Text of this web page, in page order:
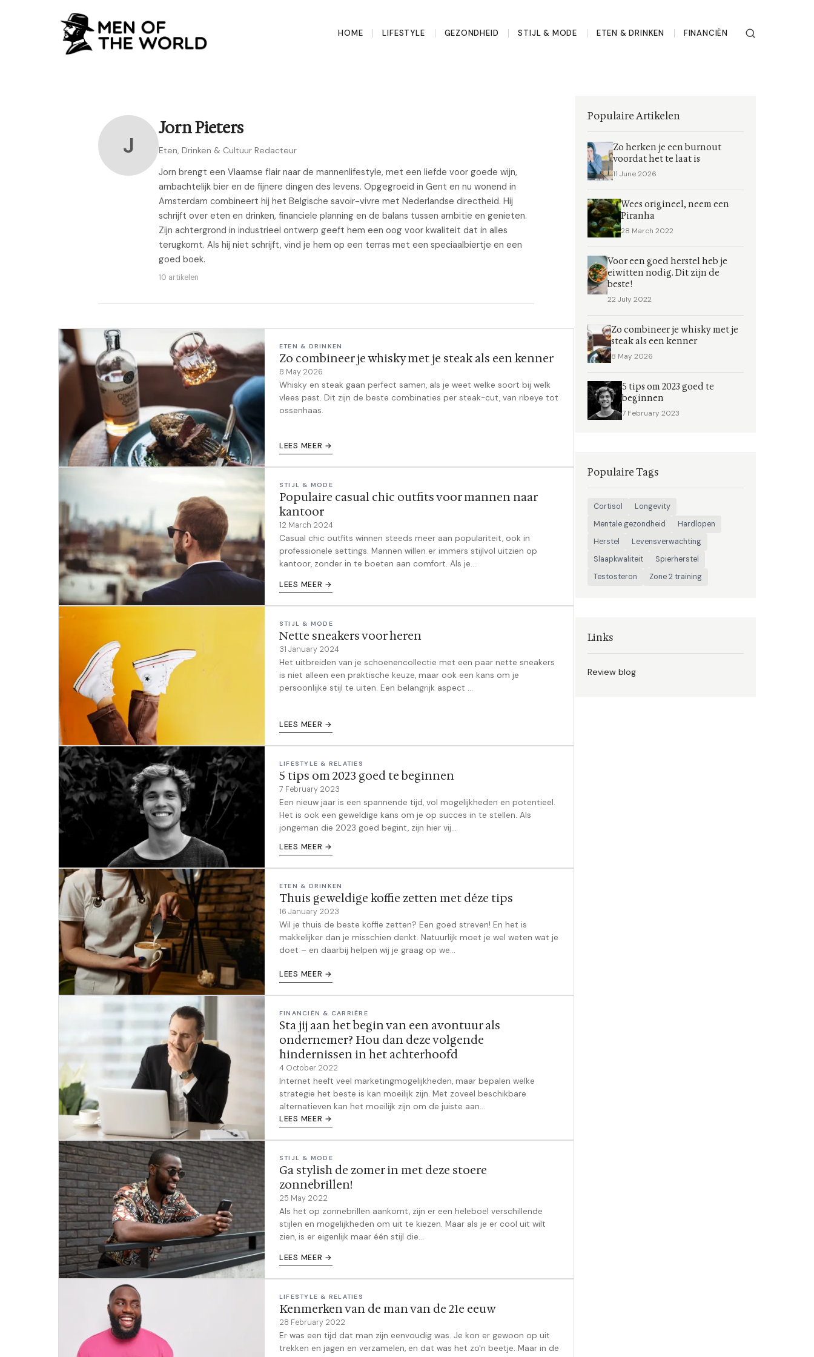
HOME LIFESTYLE GEZONDHEID STIJL & MODE ETEN & DRINKEN FINANCIËN
J
Jorn Pieters
Eten, Drinken & Cultuur Redacteur
Jorn brengt een Vlaamse flair naar de mannenlifestyle, met een liefde voor goede wijn,
ambachtelijk bier en de fijnere dingen des levens. Opgegroeid in Gent en nu wonend in
Amsterdam combineert hij het Belgische savoir-vivre met Nederlandse directheid. Hij
schrijft over eten en drinken, financiele planning en de balans tussen ambitie en genieten.
Zijn achtergrond in industrieel ontwerp geeft hem een oog voor kwaliteit dat in alles
terugkomt. Als hij niet schrijft, vind je hem op een terras met een speciaalbiertje en een
goed boek.
10 artikelen
ETEN & DRINKEN
Zo combineer je whisky met je steak als een kenner
8 May 2026
Whisky en steak gaan perfect samen, als je weet welke soort bij welk
vlees past. Dit zijn de beste combinaties per steak-cut, van ribeye tot
ossenhaas.
LEES MEER →
STIJL & MODE
Populaire casual chic outfits voor mannen naar
kantoor
12 March 2024
Casual chic outfits winnen steeds meer aan populariteit, ook in
professionele settings. Mannen willen er immers stijlvol uitzien op
kantoor, zonder in te boeten aan comfort. Als je...
LEES MEER →
STIJL & MODE
Nette sneakers voor heren
31 January 2024
Het uitbreiden van je schoenencollectie met een paar nette sneakers
is niet alleen een praktische keuze, maar ook een kans om je
persoonlijke stijl te uiten. Een belangrijk aspect ...
LEES MEER →
LIFESTYLE & RELATIES
5 tips om 2023 goed te beginnen
7 February 2023
Een nieuw jaar is een spannende tijd, vol mogelijkheden en potentieel.
Het is ook een geweldige kans om je op succes in te stellen. Als
jongeman die 2023 goed begint, zijn hier vij...
LEES MEER →
ETEN & DRINKEN
Thuis geweldige koffie zetten met déze tips
16 January 2023
Wil je thuis de beste koffie zetten? Een goed streven! En het is
makkelijker dan je misschien denkt. Natuurlijk moet je wel weten wat je
doet – en daarbij helpen wij je graag op we...
LEES MEER →
FINANCIËN & CARRIÈRE
Sta jij aan het begin van een avontuur als
ondernemer? Hou dan deze volgende
hindernissen in het achterhoofd
4 October 2022
Internet heeft veel marketingmogelijkheden, maar bepalen welke
strategie het beste is kan moeilijk zijn. Met zoveel beschikbare
alternatieven kan het moeilijk zijn om de juiste aan...
LEES MEER →
STIJL & MODE
Ga stylish de zomer in met deze stoere
zonnebrillen!
25 May 2022
Als het op zonnebrillen aankomt, zijn er een heleboel verschillende
stijlen en mogelijkheden om uit te kiezen. Maar als je er cool uit wilt
zien, is er eigenlijk maar één stijl die...
LEES MEER →
LIFESTYLE & RELATIES
Kenmerken van de man van de 21e eeuw
28 February 2022
Er was een tijd dat man zijn eenvoudig was. Je kon er gewoon op uit
trekken en jagen en verzamelen, en dat was het zo'n beetje. Maar in de
Populaire Artikelen
Zo herken je een burnout
voordat het te laat is
11 June 2026
Wees origineel, neem een
Piranha
28 March 2022
Voor een goed herstel heb je
eiwitten nodig. Dit zijn de
beste!
22 July 2022
Zo combineer je whisky met je
steak als een kenner
8 May 2026
5 tips om 2023 goed te
beginnen
7 February 2023
Populaire Tags
Cortisol
Longevity
Mentale gezondheid
Hardlopen
Herstel
Levensverwachting
Slaapkwaliteit
Spierherstel
Testosteron
Zone 2 training
Links
Review blog